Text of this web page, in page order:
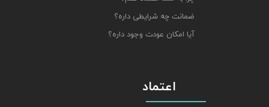
ضمانت چه شرایطی داره؟
آیا امکان عودت وجود داره؟
اعتماد